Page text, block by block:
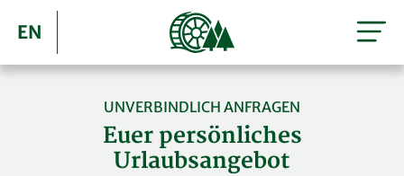
EN
UNVERBINDLICH ANFRAGEN
Euer persönliches
Urlaubsangebot